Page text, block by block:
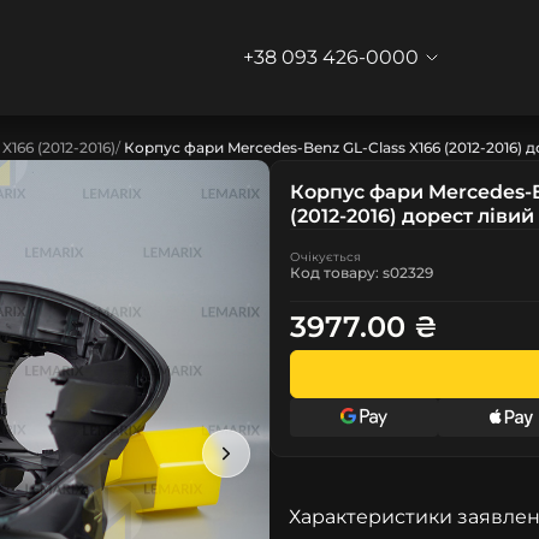
+38 093 426-0000
X166 (2012-2016) Корпус фари Mercedes-Benz GL-Class X166 (2012-2016)
Корпус фари Mercedes-
(2012-2016) дорест лівий
Очікується
Код товару: s02329
3977.00 ₴
Характеристики